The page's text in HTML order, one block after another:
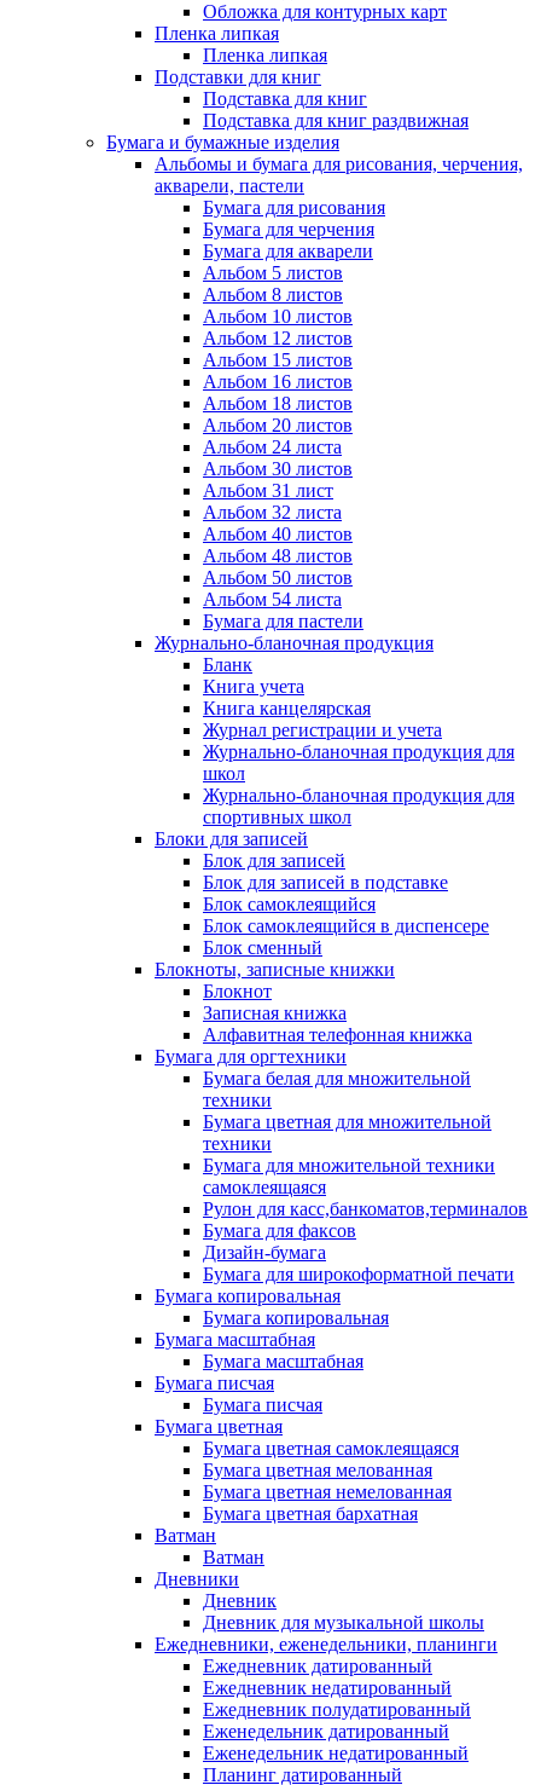
Обложка для контурных карт
Пленка липкая
Пленка липкая
Подставки для книг
Подставка для книг
Подставка для книг раздвижная
Бумага и бумажные изделия
Альбомы и бумага для рисования, черчения,
акварели, пастели
Бумага для рисования
Бумага для черчения
Бумага для акварели
Альбом 5 листов
Альбом 8 листов
Альбом 10 листов
Альбом 12 листов
Альбом 15 листов
Альбом 16 листов
Альбом 18 листов
Альбом 20 листов
Альбом 24 листа
Альбом 30 листов
Альбом 31 лист
Альбом 32 листа
Альбом 40 листов
Альбом 48 листов
Альбом 50 листов
Альбом 54 листа
Бумага для пастели
Журнально-бланочная продукция
Бланк
Книга учета
Книга канцелярская
Журнал регистрации и учета
Журнально-бланочная продукция для
школ
Журнально-бланочная продукция для
спортивных школ
Блоки для записей
Блок для записей
Блок для записей в подставке
Блок самоклеящийся
Блок самоклеящийся в диспенсере
Блок сменный
Блокноты, записные книжки
Блокнот
Записная книжка
Алфавитная телефонная книжка
Бумага для оргтехники
Бумага белая для множительной
техники
Бумага цветная для множительной
техники
Бумага для множительной техники
самоклеящаяся
Рулон для касс,банкоматов,терминалов
Бумага для факсов
Дизайн-бумага
Бумага для широкоформатной печати
Бумага копировальная
Бумага копировальная
Бумага масштабная
Бумага масштабная
Бумага писчая
Бумага писчая
Бумага цветная
Бумага цветная самоклеящаяся
Бумага цветная мелованная
Бумага цветная немелованная
Бумага цветная бархатная
Ватман
Ватман
Дневники
Дневник
Дневник для музыкальной школы
Ежедневники, еженедельники, планинги
Ежедневник датированный
Ежедневник недатированный
Ежедневник полудатированный
Еженедельник датированный
Еженедельник недатированный
Планинг датированный